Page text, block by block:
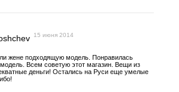
15 июня 2014
жене подходящую модель. Понравилась
Всем советую этот магазин. Вещи из
деньги! Остались на Руси еще умелые